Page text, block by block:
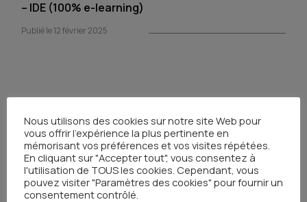
– IDE (100% e-learning)
Publié le 12 février 2025
Focus parcours sein – IDE (100% e-learning)
Publié le 12 février 2025
Nous utilisons des cookies sur notre site Web pour
vous offrir l'expérience la plus pertinente en
mémorisant vos préférences et vos visites répétées.
En cliquant sur "Accepter tout", vous consentez à
l'utilisation de TOUS les cookies. Cependant, vous
pouvez visiter "Paramètres des cookies" pour fournir un
consentement contrôlé.